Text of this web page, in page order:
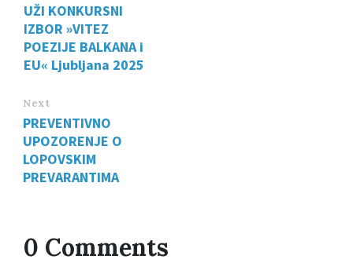
UŽI KONKURSNI
IZBOR »VITEZ
POEZIJE BALKANA i
EU« Ljubljana 2025
Next
PREVENTIVNO
UPOZORENJE O
LOPOVSKIM
PREVARANTIMA
0 Comments